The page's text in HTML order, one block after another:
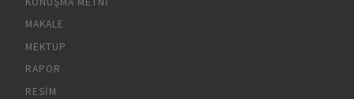
MAKALE
MEKTUP
RAPOR
RESIM